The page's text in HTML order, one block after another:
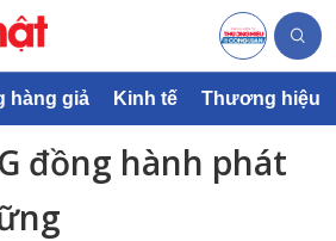
hàng giả Kinh tế Thương hiệu
đồng hành phát